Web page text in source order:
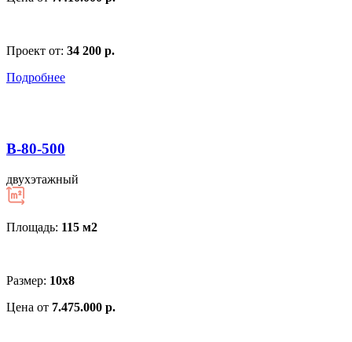
Проект от: 34 200 р.
Подробнее
В-80-500
двухэтажный
Площадь: 115 м2
Размер: 10х8
Цена от 7.475.000 р.